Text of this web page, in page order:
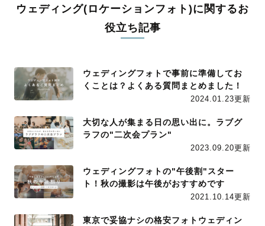
ウェディング(ロケーションフォト)に関するお
役立ち記事
ウェディングフォトで事前に準備してお
くことは？よくある質問まとめました！
2024.01.23更新
大切な人が集まる日の思い出に。ラブグ
ラフの"二次会プラン"
2023.09.20更新
ウェディングフォトの"午後割"スター
ト！秋の撮影は午後がおすすめです
2021.10.14更新
東京で妥協ナシの格安フォトウェディン